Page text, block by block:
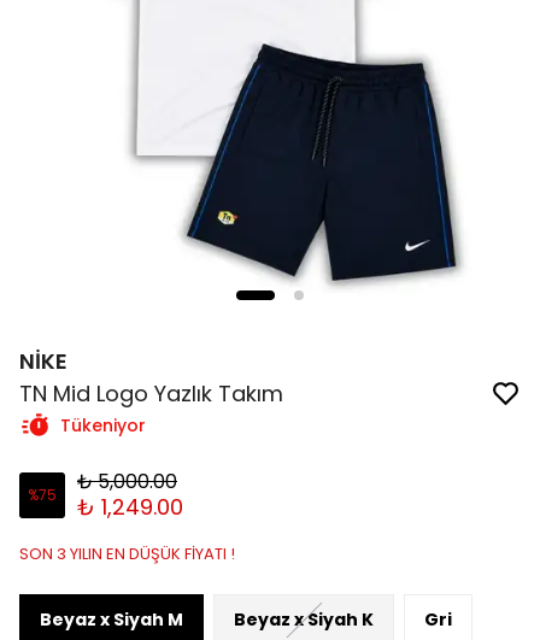
NİKE
TN Mid Logo Yazlık Takım
Tükeniyor
%75 ₺ 5,000.00
₺ 1,249.00
SON 3 YILIN EN DÜŞÜK FİYATI !
Beyaz x Siyah M Beyaz x Siyah K Gri